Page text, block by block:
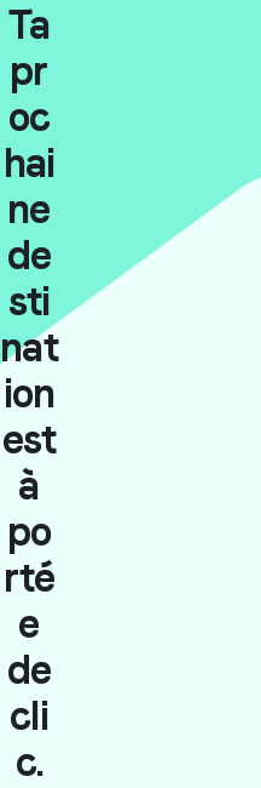
Ta
pr
oc
hai
ne
de
sti
nat
ion
est
à
po
rté
e
de
cli
c.